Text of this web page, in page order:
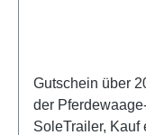
Gutschein über
der
SoleTrailer, Kauf